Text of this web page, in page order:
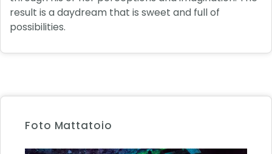
result is a daydream that is sweet and full of
possibilities.
Foto Mattatoio